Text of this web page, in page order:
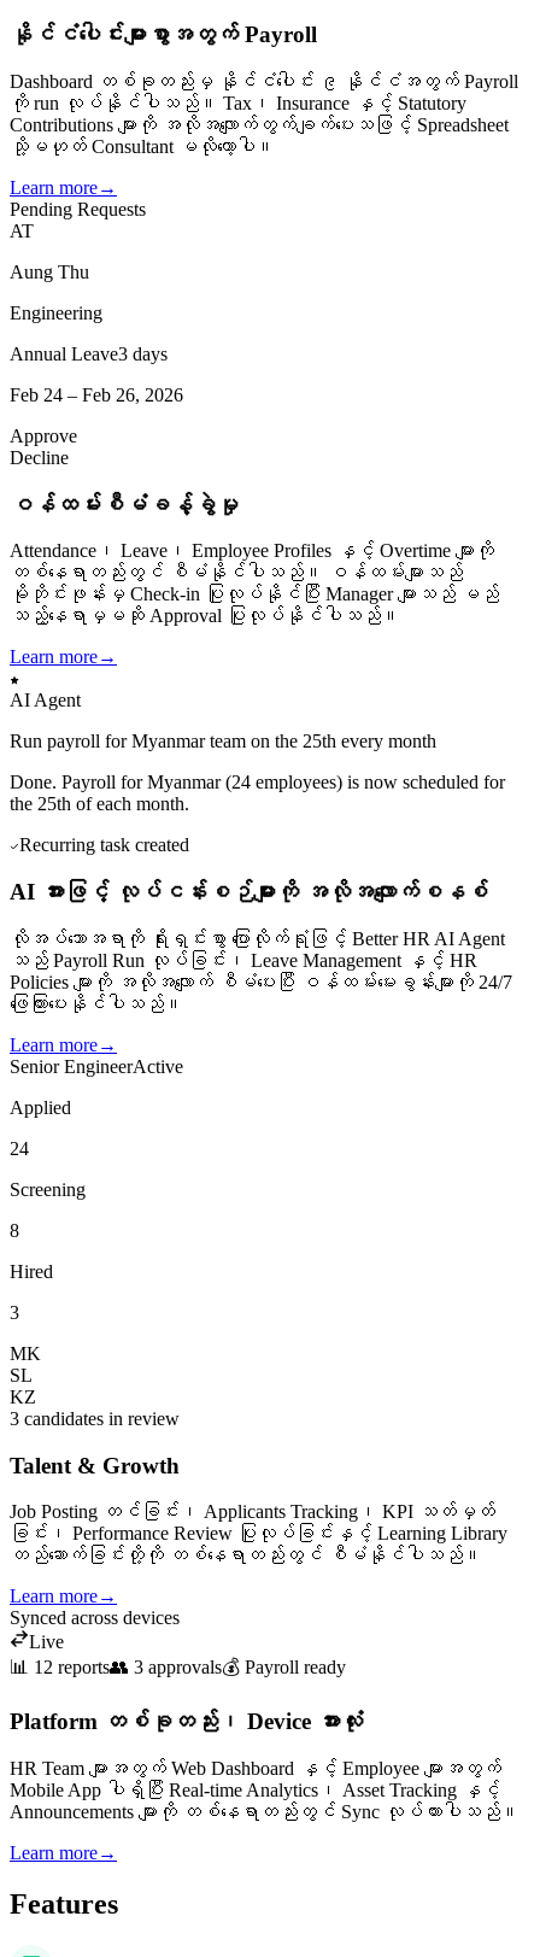
နိုင်ငံပေါင်းများစွာအတွက် Payroll
Dashboard တစ်ခုတည်းမှ နိုင်ငံပေါင်း ၉ နိုင်ငံအတွက် Payroll
ကို run လုပ်နိုင်ပါသည်။ Tax၊ Insurance နှင့် Statutory
Contributions များကို အလိုအလျောက်တွက်ချက်ပေးသဖြင့် Spreadsheet
သို့မဟုတ် Consultant မလိုတော့ပါ။
Learn more→
Pending Requests
AT
Aung Thu
Engineering
Annual Leave3 days
Feb 24 – Feb 26, 2026
Approve
Decline
ဝန်ထမ်းစီမံခန့်ခွဲမှု
Attendance၊ Leave၊ Employee Profiles နှင့် Overtime များကို
တစ်နေရာတည်းတွင် စီမံနိုင်ပါသည်။ ဝန်ထမ်းများသည်
မိုဘိုင်းဖုန်းမှ Check-in ပြုလုပ်နိုင်ပြီး Manager များသည် မည်
သည့်နေရာမှမဆို Approval ပြုလုပ်နိုင်ပါသည်။
Learn more→
AI Agent
Run payroll for Myanmar team on the 25th every month
Done. Payroll for Myanmar (24 employees) is now scheduled for
the 25th of each month.
Recurring task created
AI အားဖြင့် လုပ်ငန်းစဉ်များကို အလိုအလျောက်စနစ်
လိုအပ်သောအရာကို ရိုးရှင်းစွာ ပြောလိုက်ရုံဖြင့် Better HR AI Agent
သည် Payroll Run လုပ်ခြင်း၊ Leave Management နှင့် HR
Policies များကို အလိုအလျောက် စီမံပေးပြီး ဝန်ထမ်းမေးခွန်းများကို 24/7
ဖြေကြားပေးနိုင်ပါသည်။
Learn more→
Senior EngineerActive
Applied
24
Screening
8
Hired
3
MK
SL
KZ
3 candidates in review
Talent & Growth
Job Posting တင်ခြင်း၊ Applicants Tracking၊ KPI သတ်မှတ်
ခြင်း၊ Performance Review ပြုလုပ်ခြင်းနှင့် Learning Library
တည်ဆောက်ခြင်းတို့ကို တစ်နေရာတည်းတွင် စီမံနိုင်ပါသည်။
Learn more→
Synced across devices
Live
📊 12 reports👥 3 approvals💰 Payroll ready
Platform တစ်ခုတည်း၊ Device အားလုံး
HR Team များအတွက် Web Dashboard နှင့် Employee များအတွက်
Mobile App ပါရှိပြီး Real-time Analytics၊ Asset Tracking နှင့်
Announcements များကို တစ်နေရာတည်းတွင် Sync လုပ်ထားပါသည်။
Learn more→
Features